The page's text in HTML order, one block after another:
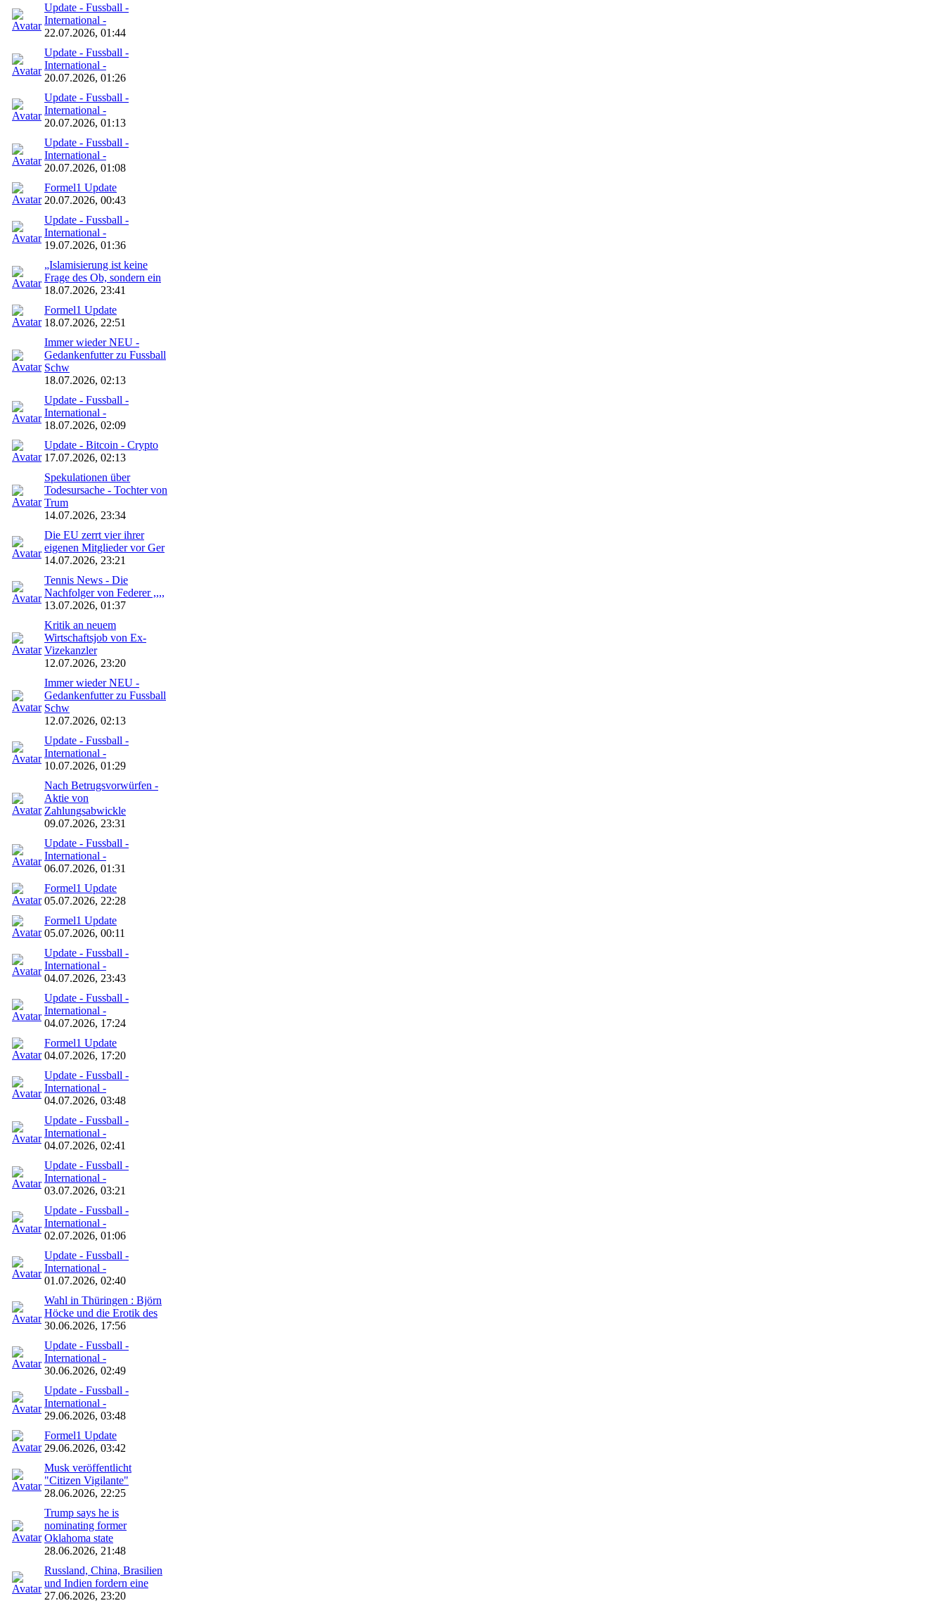
Update - Fussball -
International -
22.07.2026, 01:44
Update - Fussball -
International -
20.07.2026, 01:26
Update - Fussball -
International -
20.07.2026, 01:13
Update - Fussball -
International -
20.07.2026, 01:08
Formel1 Update
20.07.2026, 00:43
Update - Fussball -
International -
19.07.2026, 01:36
„Islamisierung ist keine
Frage des Ob, sondern ein
18.07.2026, 23:41
Formel1 Update
18.07.2026, 22:51
Immer wieder NEU -
Gedankenfutter zu Fussball
Schw
18.07.2026, 02:13
Update - Fussball -
International -
18.07.2026, 02:09
Update - Bitcoin - Crypto
17.07.2026, 02:13
Spekulationen über
Todesursache - Tochter von
Trum
14.07.2026, 23:34
Die EU zerrt vier ihrer
eigenen Mitglieder vor Ger
14.07.2026, 23:21
Tennis News - Die
Nachfolger von Federer ,,,,
13.07.2026, 01:37
Kritik an neuem
Wirtschaftsjob von Ex-
Vizekanzler
12.07.2026, 23:20
Immer wieder NEU -
Gedankenfutter zu Fussball
Schw
12.07.2026, 02:13
Update - Fussball -
International -
10.07.2026, 01:29
Nach Betrugsvorwürfen -
Aktie von
Zahlungsabwickle
09.07.2026, 23:31
Update - Fussball -
International -
06.07.2026, 01:31
Formel1 Update
05.07.2026, 22:28
Formel1 Update
05.07.2026, 00:11
Update - Fussball -
International -
04.07.2026, 23:43
Update - Fussball -
International -
04.07.2026, 17:24
Formel1 Update
04.07.2026, 17:20
Update - Fussball -
International -
04.07.2026, 03:48
Update - Fussball -
International -
04.07.2026, 02:41
Update - Fussball -
International -
03.07.2026, 03:21
Update - Fussball -
International -
02.07.2026, 01:06
Update - Fussball -
International -
01.07.2026, 02:40
Wahl in Thüringen : Björn
Höcke und die Erotik des
30.06.2026, 17:56
Update - Fussball -
International -
30.06.2026, 02:49
Update - Fussball -
International -
29.06.2026, 03:48
Formel1 Update
29.06.2026, 03:42
Musk veröffentlicht
"Citizen Vigilante"
28.06.2026, 22:25
Trump says he is
nominating former
Oklahoma state
28.06.2026, 21:48
Russland, China, Brasilien
und Indien fordern eine
27.06.2026, 23:20